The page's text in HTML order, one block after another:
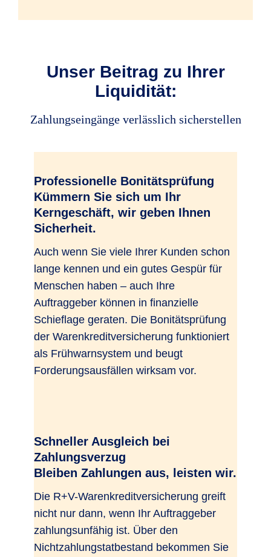
Frühzeitig Regressmaßnahmen
ergreifen
Klärung von bestrittenen
Unser Beitrag zu Ihrer
Liquidität:
Zahlungseingänge verlässlich sicherstellen
Professionelle Bonitätsprüfung
Kümmern Sie sich um Ihr
Kerngeschäft, wir geben Ihnen
Sicherheit.
Auch wenn Sie viele Ihrer Kunden schon
lange kennen und ein gutes Gespür für
Menschen haben – auch Ihre
Auftraggeber können in finanzielle
Schieflage geraten. Die Bonitätsprüfung
der Warenkreditversicherung funktioniert
als Frühwarnsystem und beugt
Forderungsausfällen wirksam vor.
Schneller Ausgleich bei
Zahlungsverzug
Bleiben Zahlungen aus, leisten wir.
Die R+V-Warenkreditversicherung greift
nicht nur dann, wenn Ihr Auftraggeber
zahlungsunfähig ist. Über den
Nichtzahlungstatbestand bekommen Sie